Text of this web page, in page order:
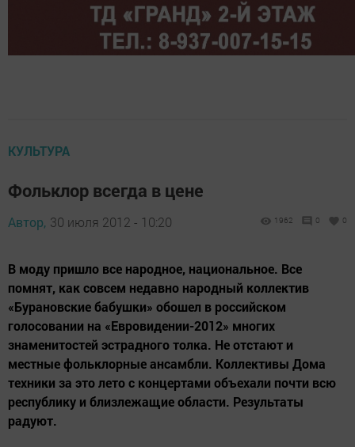
КУЛЬТУРА
Фольклор всегда в цене
Автор, 30 июля 2012 - 10:20 1962 0 0
В моду пришло все народное, национальное. Все
помнят, как совсем недавно народный коллектив
«Бурановские бабушки» обошел в российском
голосовании на «Евровидении-2012» многих
знаменитостей эстрадного толка. Не отстают и
местные фольклорные ансамбли. Коллективы Дома
техники за это лето с концертами объехали почти всю
республику и близлежащие области. Результаты
радуют.